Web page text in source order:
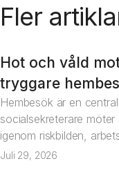
Fler
Hot och våld
tryggare
Hembesök är en
socialsekreterare
igenom riskbilden,
Juli 29, 2026